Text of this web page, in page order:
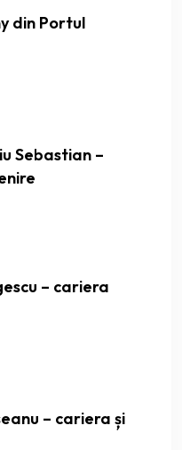
din Portul
Sebastian –
– cariera
– cariera și